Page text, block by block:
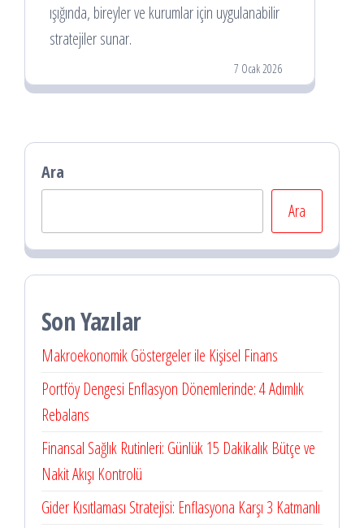
ışığında, bireyler ve kurumlar için uygulanabilir
stratejiler sunar.
7 Ocak 2026
Ara
Ara
Son Yazılar
Makroekonomik Göstergeler ile Kişisel Finans
Portföy Dengesi Enflasyon Dönemlerinde: 4 Adımlık
Rebalans
Finansal Sağlık Rutinleri: Günlük 15 Dakikalık Bütçe ve
Nakit Akışı Kontrolü
Gider Kısıtlaması Stratejisi: Enflasyona Karşı 3 Katmanlı